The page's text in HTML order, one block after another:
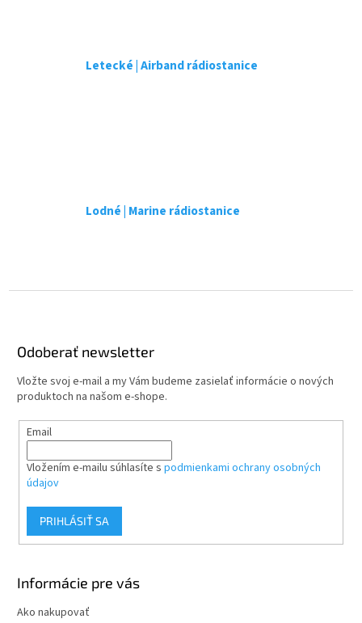
ý
Letecké | Airband rádiostanice
Lodné | Marine rádiostanice
Odoberať newsletter
Vložte svoj e-mail a my Vám budeme zasielať informácie o nových
produktoch na našom e-shope.
Email
Vložením e-mailu súhlasíte s podmienkami ochrany osobných
údajov
PRIHLÁSIŤ SA
Informácie pre vás
Ako nakupovať